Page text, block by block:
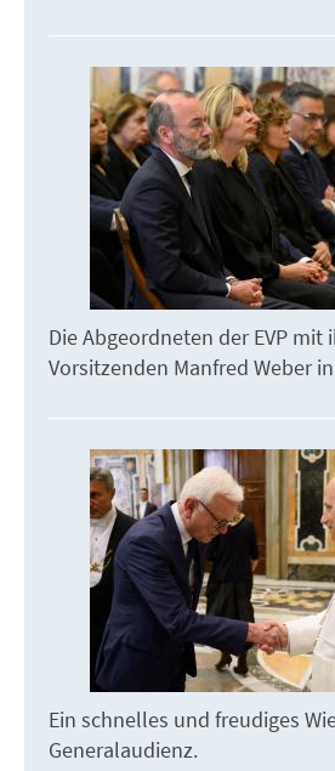
Die Abgeordneten der EVP mit
Vorsitzenden Manfred Weber
Ein schnelles und freudiges
Generalaudienz.